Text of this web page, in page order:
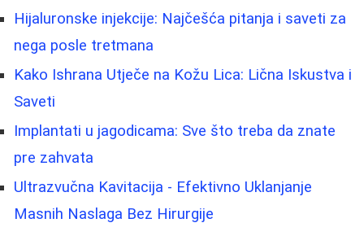
Hijaluronske injekcije: Najčešća pitanja i saveti za
nega posle tretmana
Kako Ishrana Utječe na Kožu Lica: Lična Iskustva i
Saveti
Implantati u jagodicama: Sve što treba da znate
pre zahvata
Ultrazvučna Kavitacija - Efektivno Uklanjanje
Masnih Naslaga Bez Hirurgije